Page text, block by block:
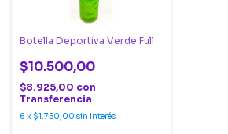
Botella Deportiva Verde Full
$10.500,00
$8.925,00 con
Transferencia
6 x $1.750,00 sin interés